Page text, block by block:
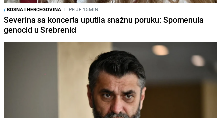
/BOSNA I HERCEGOVINA I PRIJE 15MIN
Severina sa koncerta uputila snažnu poruku: Spomenula
genocid u Srebrenici